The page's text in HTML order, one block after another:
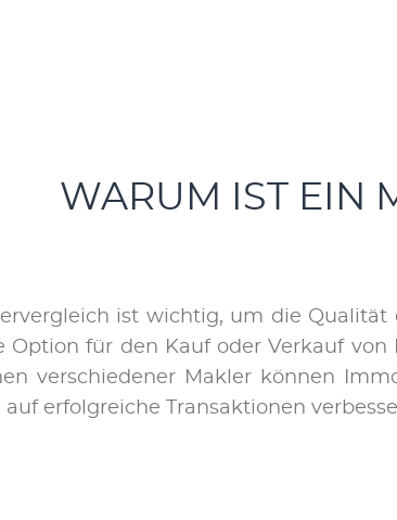
WARUM IST EIN
ist wich­tig, um die
Op­ti­on für den Kauf oder Ver­kauf
ver­schie­de­ner Mak­ler kön­nen
auf er­folg­rei­che Trans­ak­tio­nen